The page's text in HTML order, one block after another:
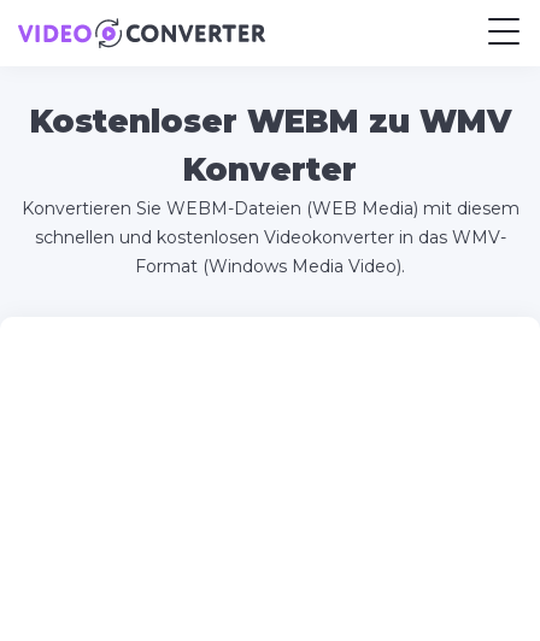
Kostenloser WEBM zu WMV
Konverter
Konvertieren Sie WEBM-Dateien (WEB Media) mit diesem
schnellen und kostenlosen Videokonverter in das WMV-
Format (Windows Media Video).